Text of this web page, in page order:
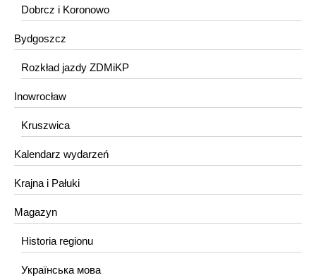
Dobrcz i Koronowo
Bydgoszcz
Rozkład jazdy ZDMiKP
Inowrocław
Kruszwica
Kalendarz wydarzeń
Krajna i Pałuki
Magazyn
Historia regionu
Українська мова